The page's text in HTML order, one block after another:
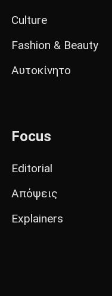
Culture
Fashion & Beauty
Αυτοκίνητο
Focus
Editorial
Απόψεις
Explainers